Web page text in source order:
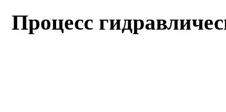
Процесс